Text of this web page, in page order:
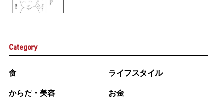
Category
食 ライフスタイル
からだ・美容 お金